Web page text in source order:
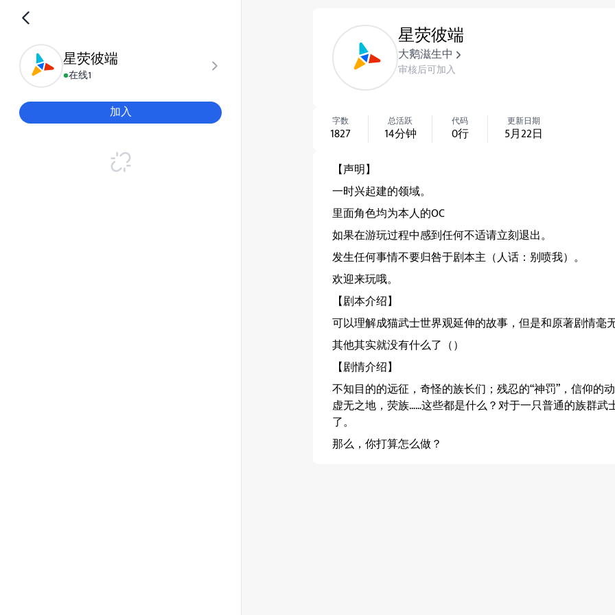
星荧彼端
在线1
加入
星荧彼端
大鹅滋生中
审核后可加入
字数
1827
总活跃
14分钟
代码
0行
更新日期
5月22日
【声明】
一时兴起建的领域。
里面角色均为本人的OC
如果在游玩过程中感到任何不适请立刻退出。
发生任何事情不要归咎于剧本主（人话：别喷我）。
欢迎来玩哦。
【剧本介绍】
可以理解成猫武士世界观延伸的故事，但是和原著剧情毫
其他其实就没有什么了（）
【剧情介绍】
不知目的的远征，奇怪的族长们；残忍的“神罚”，信仰的
虚无之地，荧族……这些都是什么？对于一只普通的族群
了。
那么，你打算怎么做？